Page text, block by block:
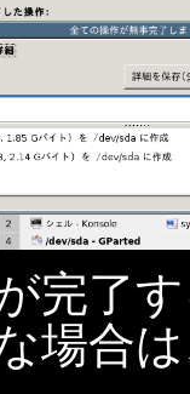
完了
場合